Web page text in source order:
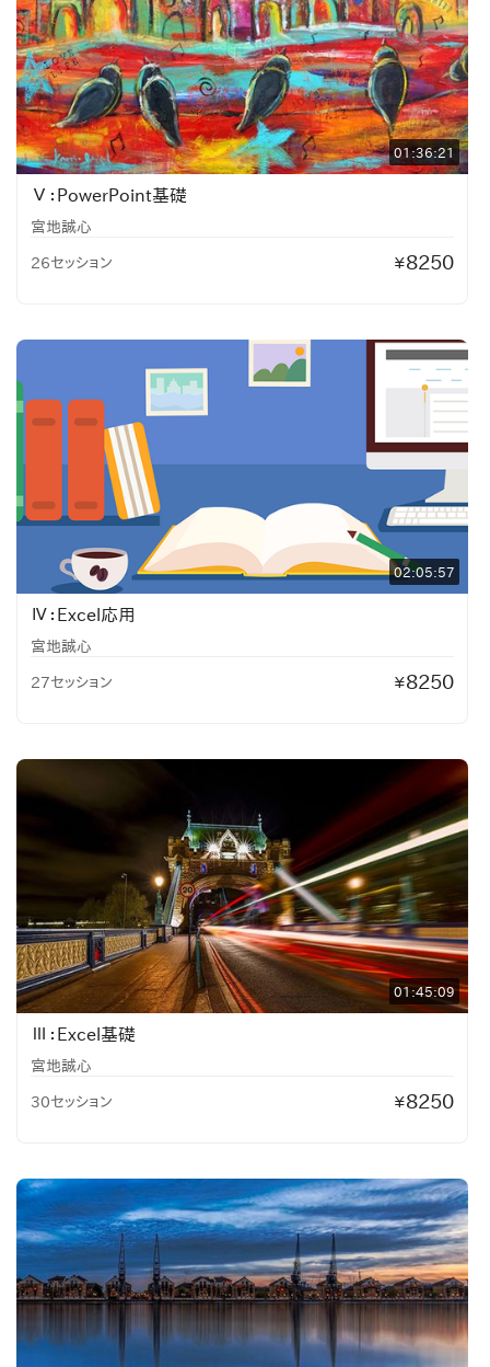
01:36:21
Ⅴ：PowerPoint基礎
宮地誠心
26セッション ¥8250
02:05:57
Ⅳ：Excel応用
宮地誠心
27セッション ¥8250
01:45:09
Ⅲ：Excel基礎
宮地誠心
30セッション ¥8250